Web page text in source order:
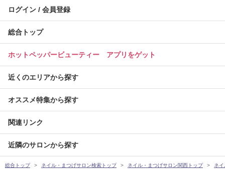
ログイン / 会員登録
総合トップ
ホットペッパービューティー アプリをゲット
近くのエリアから探す
オススメ特集から探す
関連リンク
近隣のサロンから探す
総合トップ ネイル・まつげサロン検索トップ ネイル・まつげサロン関西トップ ネ